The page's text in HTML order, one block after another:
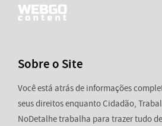
Sobre o Site
Você está atrás de informações
seus direitos enquanto Cidadão,
NoDetalhe trabalha para trazer tudo